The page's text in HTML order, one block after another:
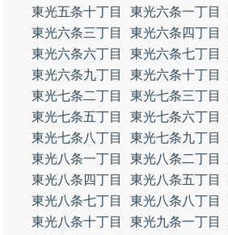
東光五条十丁目
東光六条一丁目
東光六条三丁目
東光六条四丁目
東光六条六丁目
東光六条七丁目
東光六条九丁目
東光六条十丁目
東光七条二丁目
東光七条三丁目
東光七条五丁目
東光七条六丁目
東光七条八丁目
東光七条九丁目
東光八条一丁目
東光八条二丁目
東光八条四丁目
東光八条五丁目
東光八条七丁目
東光八条八丁目
東光八条十丁目
東光九条一丁目